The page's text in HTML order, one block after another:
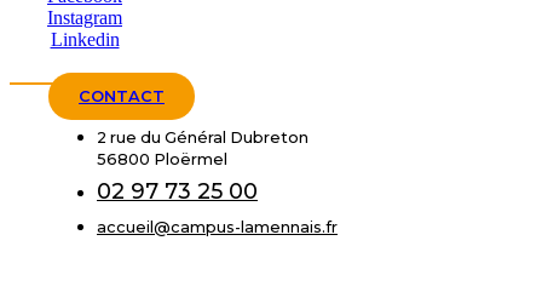
Instagram
Linkedin
CONTACT
2 rue du Général Dubreton
56800 Ploërmel
02 97 73 25 00
accueil@campus-lamennais.fr